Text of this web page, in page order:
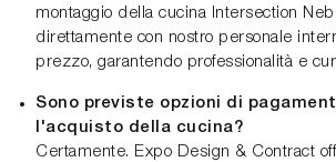
montaggio della cucina Intersection
direttamente con nostro personale
prezzo, garantendo professionalità e
Sono previste opzioni di
l'acquisto della cucina?
Certamente. Expo Design & Contract